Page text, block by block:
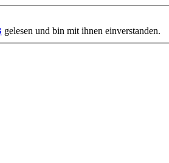
gelesen und bin mit ihnen einverstanden.